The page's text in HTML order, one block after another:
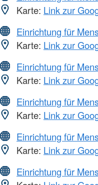
Karte: Link zur
Einrichtung für
Karte: Link zur
Einrichtung für
Karte: Link zur
Einrichtung für
Karte: Link zur
Einrichtung für
Karte: Link zur
Einrichtung für